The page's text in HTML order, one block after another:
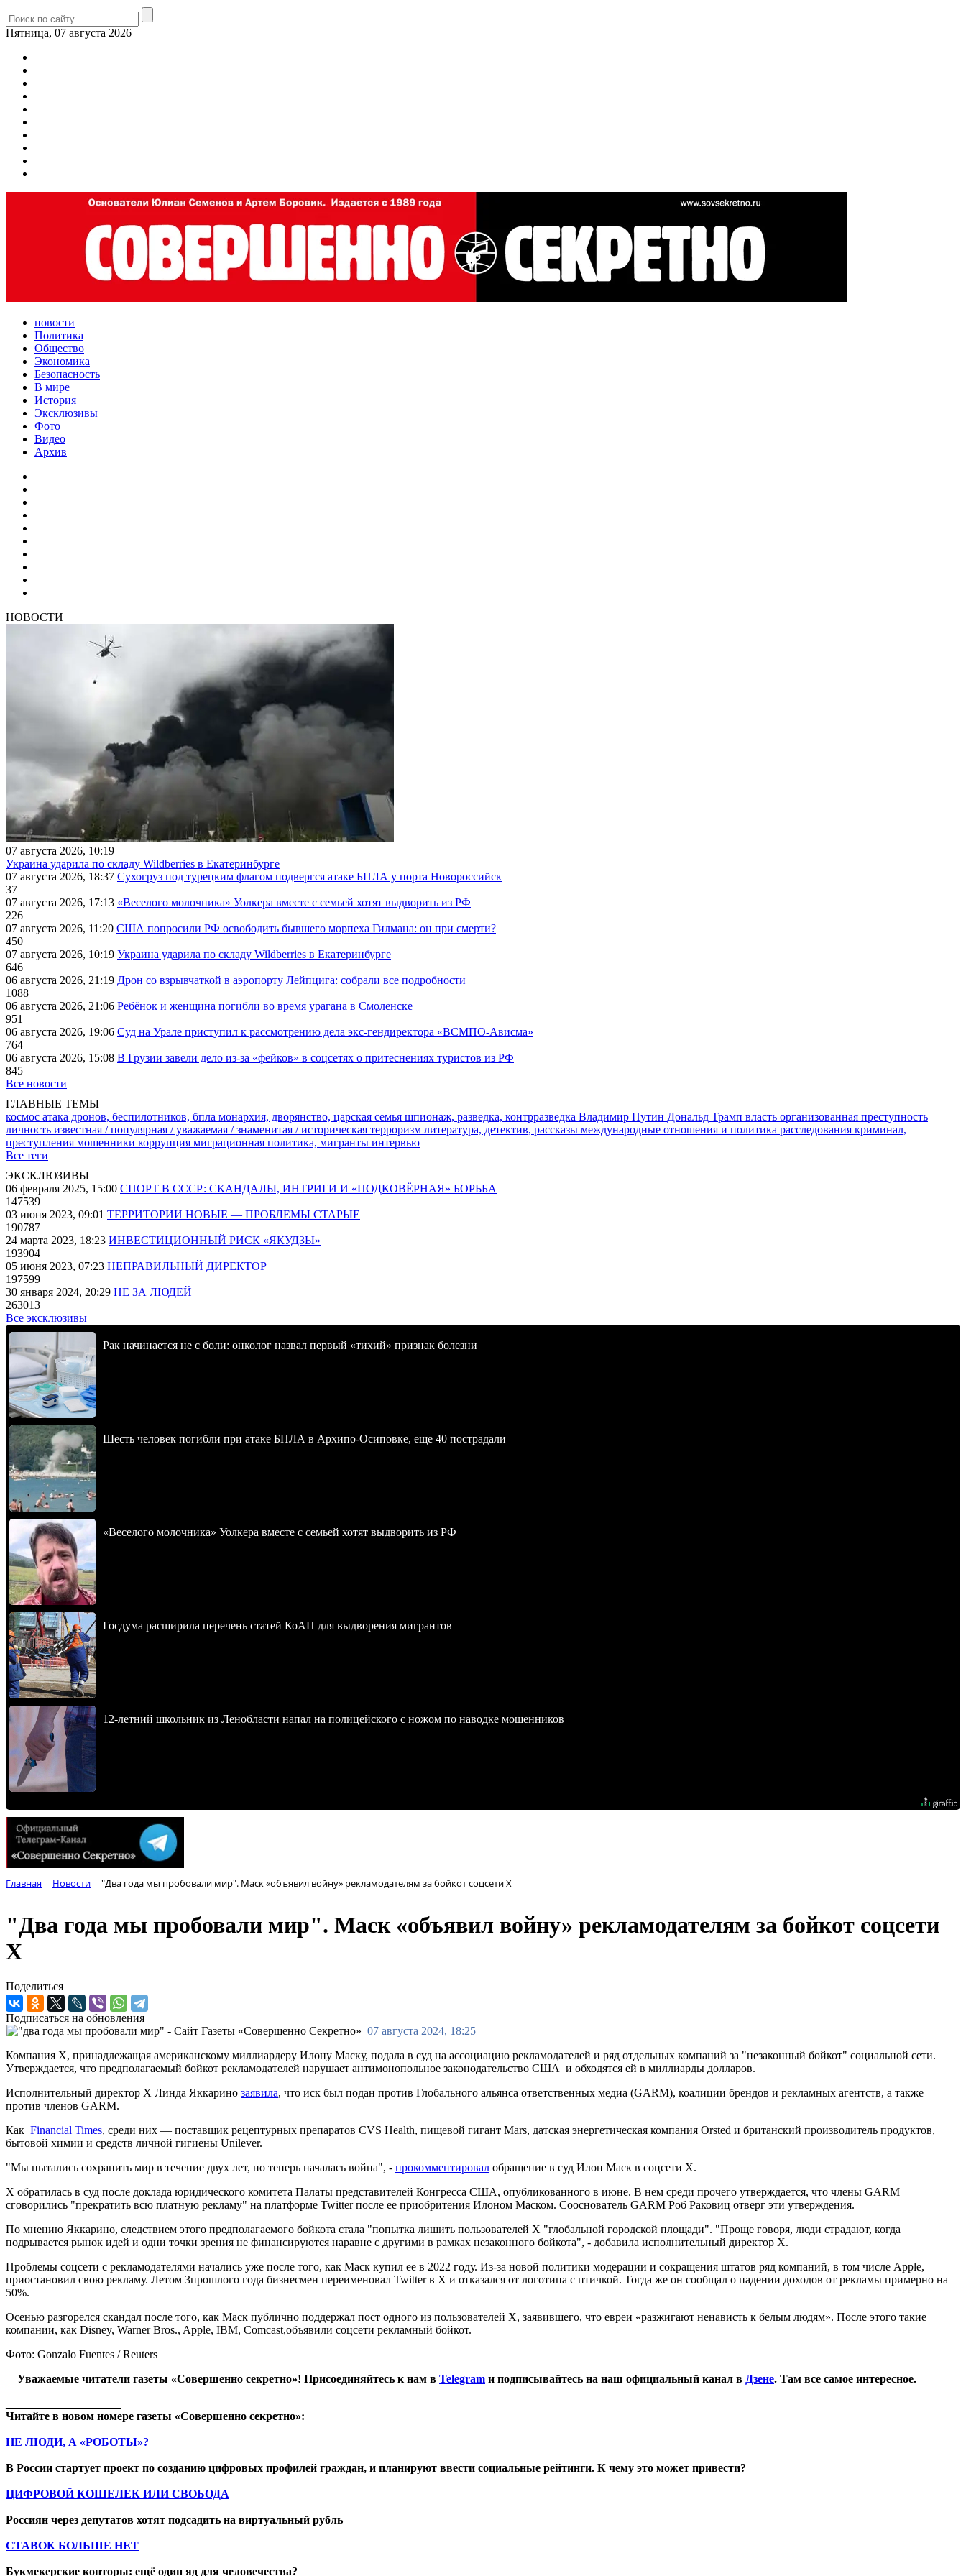
Пятница, 07 августа 2026
новости
Политика
Общество
Экономика
Безопасность
В мире
История
Эксклюзивы
Фото
Видео
Архив
НОВОСТИ
07 августа 2026, 10:19
Украина ударила по складу Wildberries в Екатеринбурге
07 августа 2026, 18:37 Сухогруз под турецким флагом подвергся атаке БПЛА у порта Новороссийск
37
07 августа 2026, 17:13 «Веселого молочника» Уолкера вместе с семьей хотят выдворить из РФ
226
07 августа 2026, 11:20 США попросили РФ освободить бывшего морпеха Гилмана: он при смерти?
450
07 августа 2026, 10:19 Украина ударила по складу Wildberries в Екатеринбурге
646
06 августа 2026, 21:19 Дрон со взрывчаткой в аэропорту Лейпцига: собрали все подробности
1088
06 августа 2026, 21:06 Ребёнок и женщина погибли во время урагана в Смоленске
951
06 августа 2026, 19:06 Суд на Урале приступил к рассмотрению дела экс-гендиректора «ВСМПО-Ависма»
764
06 августа 2026, 15:08 В Грузии завели дело из-за «фейков» в соцсетях о притеснениях туристов из РФ
845
Все новости
ГЛАВНЫЕ ТЕМЫ
космос атака дронов, беспилотников, бпла монархия, дворянство, царская семья шпионаж, разведка, контрразведка Владимир Путин Дональд Трамп власть организованная преступность
личность известная / популярная / уважаемая / знаменитая / историческая терроризм литература, детектив, рассказы международные отношения и политика расследования криминал,
преступления мошенники коррупция миграционная политика, мигранты интервью
Все теги
ЭКСКЛЮЗИВЫ
06 февраля 2025, 15:00 СПОРТ В СССР: СКАНДАЛЫ, ИНТРИГИ И «ПОДКОВЁРНАЯ» БОРЬБА
147539
03 июня 2023, 09:01 ТЕРРИТОРИИ НОВЫЕ — ПРОБЛЕМЫ СТАРЫЕ
190787
24 марта 2023, 18:23 ИНВЕСТИЦИОННЫЙ РИСК «ЯКУДЗЫ»
193904
05 июня 2023, 07:23 НЕПРАВИЛЬНЫЙ ДИРЕКТОР
197599
30 января 2024, 20:29 НЕ ЗА ЛЮДЕЙ
263013
Все эксклюзивы
Рак начинается не с боли: онколог назвал первый «тихий» признак болезни
Шесть человек погибли при атаке БПЛА в Архипо-Осиповке, еще 40 пострадали
«Веселого молочника» Уолкера вместе с семьей хотят выдворить из РФ
Госдума расширила перечень статей КоАП для выдворения мигрантов
12-летний школьник из Ленобласти напал на полицейского с ножом по наводке мошенников
Главная Новости "Два года мы пробовали мир". Маск «объявил войну» рекламодателям за бойкот соцсети X
"Два года мы пробовали мир". Маск «объявил войну» рекламодателям за бойкот соцсети
X
Поделиться
Подписаться на обновления
07 августа 2024, 18:25
Компания X, принадлежащая американскому миллиардеру Илону Маску, подала в суд на ассоциацию рекламодателей и ряд отдельных компаний за "незаконный бойкот" социальной сети.
Утверждается, что предполагаемый бойкот рекламодателей нарушает антимонопольное законодательство США и обходятся ей в миллиарды долларов.
Исполнительный директор X Линда Яккарино заявила, что иск был подан против Глобального альянса ответственных медиа (GARM), коалиции брендов и рекламных агентств, а также
против членов GARM.
Как Financial Times, среди них — поставщик рецептурных препаратов CVS Health, пищевой гигант Mars, датская энергетическая компания Orsted и британский производитель продуктов,
бытовой химии и средств личной гигиены Unilever.
"Мы пытались сохранить мир в течение двух лет, но теперь началась война", - прокомментировал обращение в суд Илон Маск в соцсети X.
X обратилась в суд после доклада юридического комитета Палаты представителей Конгресса США, опубликованного в июне. В нем среди прочего утверждается, что члены GARM
сговорились "прекратить всю платную рекламу" на платформе Twitter после ее приобритения Илоном Маском. Сооснователь GARM Роб Раковиц отверг эти утверждения.
По мнению Яккарино, следствием этого предполагаемого бойкота стала "попытка лишить пользователей X "глобальной городской площади". "Проще говоря, люди страдают, когда
подрывается рынок идей и одни точки зрения не финансируются наравне с другими в рамках незаконного бойкота", - добавила исполнительный директор X.
Проблемы соцсети с рекламодателями начались уже после того, как Маск купил ее в 2022 году. Из-за новой политики модерации и сокращения штатов ряд компаний, в том числе Apple,
приостановил свою рекламу. Летом 3прошлого года бизнесмен переименовал Twitter в X и отказался от логотипа с птичкой. Тогда же он сообщал о падении доходов от рекламы примерно на
50%.
Осенью разгорелся скандал после того, как Маск публично поддержал пост одного из пользователей X, заявившего, что евреи «разжигают ненависть к белым людям». После этого такие
компании, как Disney, Warner Bros., Apple, IBM, Comcast,объявили соцсети рекламный бойкот.
Фото: Gonzalo Fuentes / Reuters
Уважаемые читатели газеты «Совершенно секретно»! Присоединяйтесь к нам в Telegram и подписывайтесь на наш официальный канал в Дзене. Там все самое интересное.
Читайте в новом номере газеты «Совершенно секретно»:
НЕ ЛЮДИ, А «РОБОТЫ»?
В России стартует проект по созданию цифровых профилей граждан, и планируют ввести социальные рейтинги. К чему это может привести?
ЦИФРОВОЙ КОШЕЛЕК ИЛИ СВОБОДА
Россиян через депутатов хотят подсадить на виртуальный рубль
СТАВОК БОЛЬШЕ НЕТ
Букмекерские конторы: ещё один яд для человечества?